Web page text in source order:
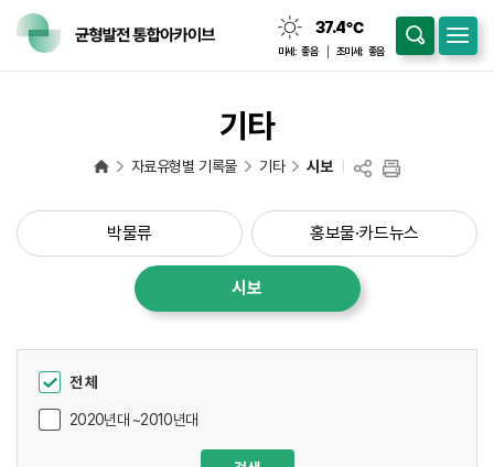
37.4℃
맑음
미세: 좋음 초미세: 좋음
기타
자료유형별 기록물 기타 시보
박물류 홍보물·카드뉴스
시보
전 체
2020년대 ~2010년대